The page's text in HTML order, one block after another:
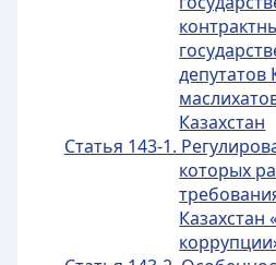
депутатов
Казахстан
Статья 143-1.
которых
Казахстан